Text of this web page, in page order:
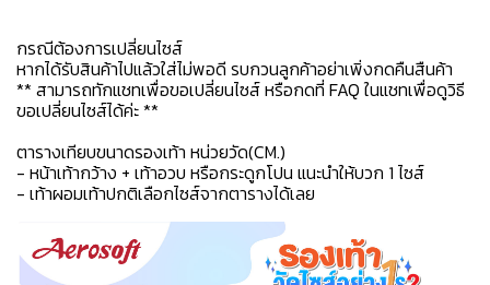
กรณีต้องการเปลี่ยนไซส์
หากได้รับสินค้าไปแล้วใส่ไม่พอดี รบกวนลูกค้าอย่าเพิ่งกดคืนสืนค้า
** สามารถทักแชทเพื่อขอเปลี่ยนไซส์ หรือกดที่ FAQ ในแชทเพื่อดูวิธี
ขอเปลี่ยนไซส์ได้ค่ะ **
ตารางเทียบขนาดรองเท้า หน่วยวัด(CM.)
- หน้าเท้ากว้าง + เท้าอวบ หรือกระดูกโปน แนะนำให้บวก 1 ไซส์
- เท้าผอมเท้าปกติเลือกไซส์จากตารางได้เลย